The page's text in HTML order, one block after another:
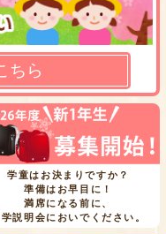
ちら
学童はお決まりですか？
準備はお早目に！
満席になる前に、
学説明会においでください。